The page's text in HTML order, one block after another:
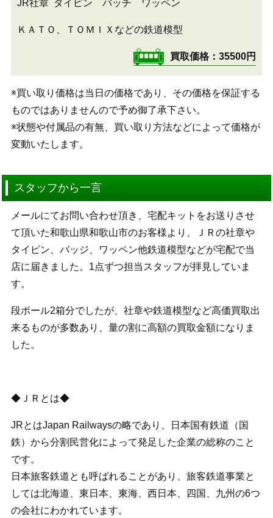
JR社章 タイピン バッチ ワッペン
ＫＡＴＯ、ＴＯＭＩＸなどの鉄道模型
買取価格 35500円
※買い取り価格は当日の価格であり、その価格を保証する
ものではありませんので予め御了承下さい。
※状態や付属品の有無、買い取り方法などによって価格が
変動いたします。
スタッフから一言
メールにてお問い合わせ頂き、宅配キットをお送りさせ
て頂いた和歌山県和歌山市のお客様より、ＪＲの社章や
タイピン、バッジ、ワッペン他鉄道模型などが宅配で当
店に届きました。1点ずつ担当スタッフが拝見していま
す。
段ボール2箱分でしたが、社章や鉄道模型など高価買取出
来るものが多数あり、量の割に高額の買取金額になりま
した。
◆ＪＲとは◆
JRとはJapan Railwaysの略であり、日本国有鉄道（国
鉄）から分割民営化によって発足した企業の総称のこと
です。
日本旅客鉄道とも呼ばれることがあり、旅客鉄道事業と
しては北海道、東日本、東海、西日本、四国、九州の6つ
の会社にわかれています。